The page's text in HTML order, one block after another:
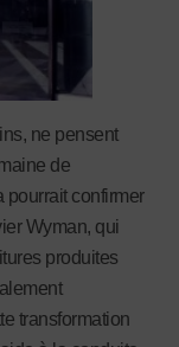
ne pensent
de
pourrait confirmer
Wyman, qui
produites
transformation